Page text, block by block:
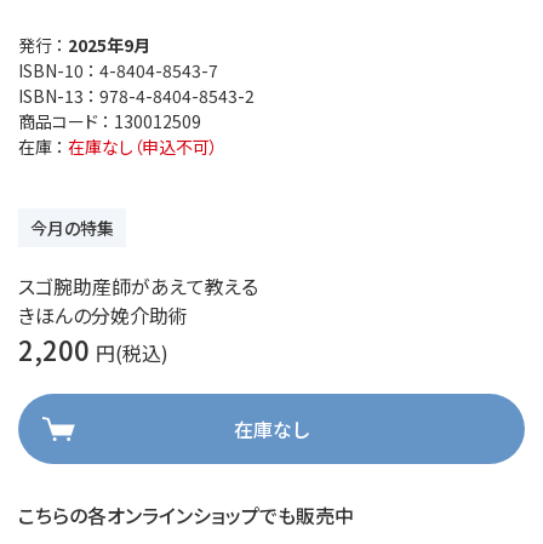
発行 ： 2025年9月
ISBN-10 ： 4-8404-8543-7
ISBN-13 ： 978-4-8404-8543-2
商品コード ： 130012509
在庫 ： 在庫なし（申込不可）
今月の特集
スゴ腕助産師があえて教える
きほんの分娩介助術
2,200 円(税込)
在庫なし
こちらの各オンラインショップでも販売中